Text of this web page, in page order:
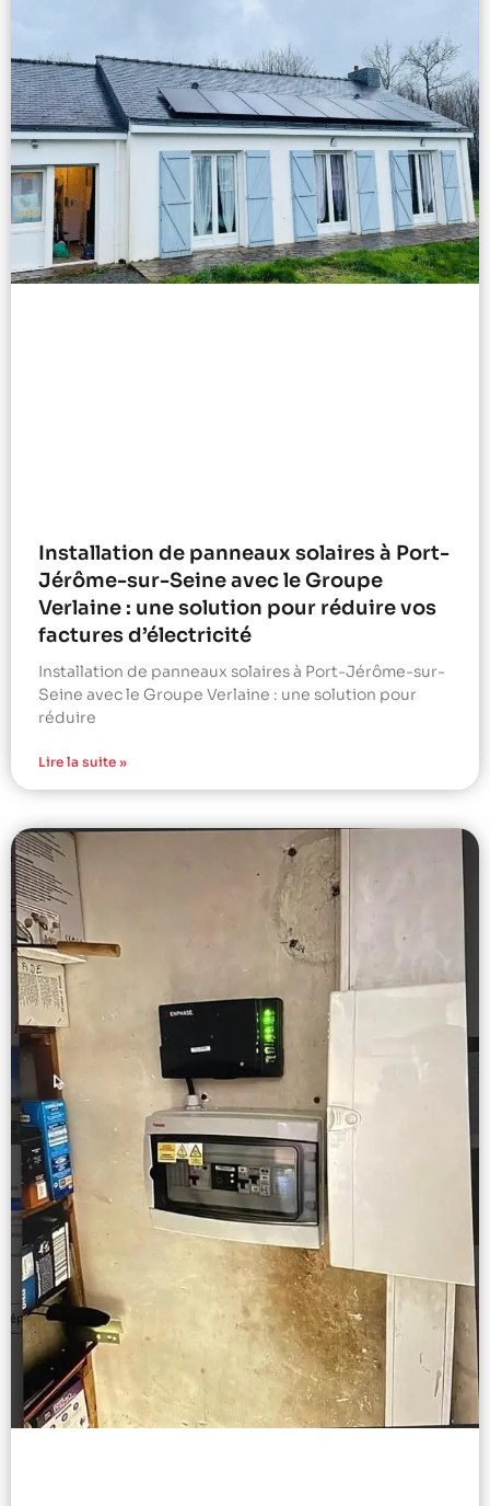
Installation de panneaux solaires à Port-
Jérôme-sur-Seine avec le Groupe
Verlaine : une solution pour réduire vos
factures d’électricité
Installation de panneaux solaires à Port-Jérôme-sur-
Seine avec le Groupe Verlaine : une solution pour
réduire
Lire la suite »